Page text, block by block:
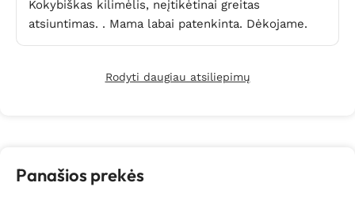
Kokybiškas kilimėlis, neįtikėtinai greitas
atsiuntimas. . Mama labai patenkinta. Dėkojame.
Rodyti daugiau atsiliepimų
Panašios prekės